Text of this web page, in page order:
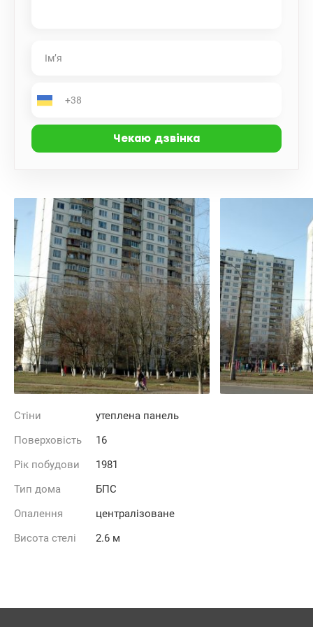
Стіни
утеплена панель
Поверховість
16
Рік побудови
1981
Тип дома
БПС
Опалення
централізоване
Висота стелі
2.6 м